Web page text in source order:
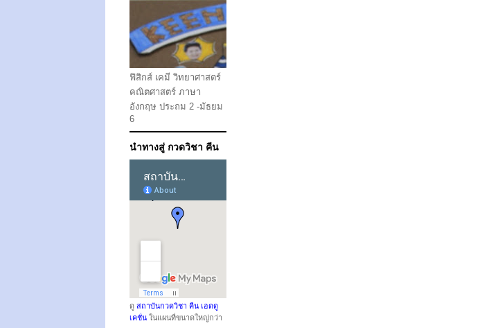
ฟิสิกส์ เคมี วิทยาศาสตร์
คณิตศาสตร์ ภาษา
อังกฤษ ประถม 2 -มัธยม
6
นำทางสู่ กวดวิชา คีน
ดู สถาบันกวดวิชา คีน เอดดู
เคชั่น ในแผนที่ขนาดใหญ่กว่า